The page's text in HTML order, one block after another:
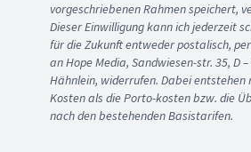
vorgeschriebenen Rahmen speichert,
Dieser Einwilligung kann ich jederzeit
für die Zukunft entweder postalisch,
an Hope Media, Sandwiesen-str. 35, D
Hähnlein, widerrufen. Dabei entstehen
Kosten als die Porto-kosten bzw. die
nach den bestehenden Basistarifen.